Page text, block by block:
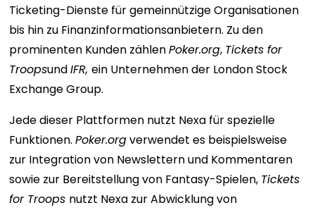
Ticketing-Dienste für gemeinnützige Organisationen
bis hin zu Finanzinformationsanbietern. Zu den
prominenten Kunden zählenPoker.org, Tickets for
TroopsundIFR,ein Unternehmen der London Stock
Exchange Group.
Jede dieser Plattformen nutzt Nexa für spezielle
Funktionen.Poker.orgverwendet es beispielsweise
zur Integration von Newslettern und Kommentaren
sowie zur Bereitstellung von Fantasy-Spielen, Tickets
for Troops nutzt Nexa zur Abwicklung von